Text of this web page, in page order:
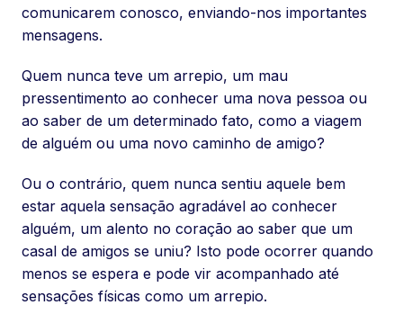
comunicarem conosco, enviando-nos importantes
mensagens.
Quem nunca teve um arrepio, um mau
pressentimento ao conhecer uma nova pessoa ou
ao saber de um determinado fato, como a viagem
de alguém ou uma novo caminho de amigo?
Ou o contrário, quem nunca sentiu aquele bem
estar aquela sensação agradável ao conhecer
alguém, um alento no coração ao saber que um
casal de amigos se uniu? Isto pode ocorrer quando
menos se espera e pode vir acompanhado até
sensações físicas como um arrepio.